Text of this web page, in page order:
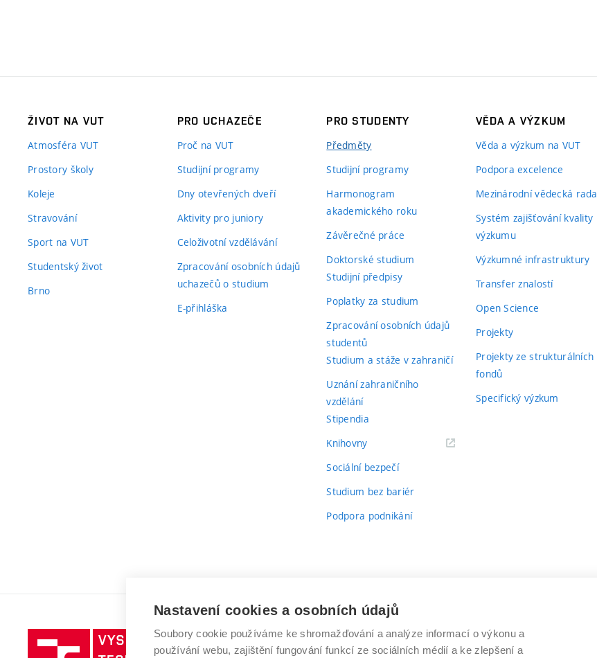
ŽIVOT NA VUT
Atmosféra VUT
Prostory školy
Koleje
Stravování
Sport na VUT
Studentský život
Brno
PRO UCHAZEČE
Proč na VUT
Studijní programy
Dny otevřených dveří
Aktivity pro juniory
Celoživotní vzdělávání
Zpracování osobních údajů
uchazečů o studium
E-přihláška
PRO STUDENTY
Předměty
Studijní programy
Harmonogram
akademického roku
Závěrečné práce
Doktorské studium
Studijní předpisy
Poplatky za studium
Zpracování osobních údajů
studentů
Studium a stáže v zahraničí
Uznání zahraničního
vzdělání
Stipendia
Knihovny(externí
Sociální bezpečí
Studium bez bariér
Podpora podnikání
VĚDA A VÝZKUM
Věda a výzkum na VUT
Podpora excelence
Mezinárodní vědecká rada
Systém zajišťování kvality
výzkumu
Výzkumné infrastruktury
Transfer znalostí
Open Science
Projekty
Projekty ze strukturálních
fondů
Specifický výzkum
Vysoké
učení
VYSOKÉ UČENÍ TECHNICKÉ V BRNĚ
Nastavení cookies a osobních údajů
Soubory cookie používáme ke shromažďování a analýze informací o výkonu a
používání webu, zajištění fungování funkcí ze sociálních médií a ke zlepšení a